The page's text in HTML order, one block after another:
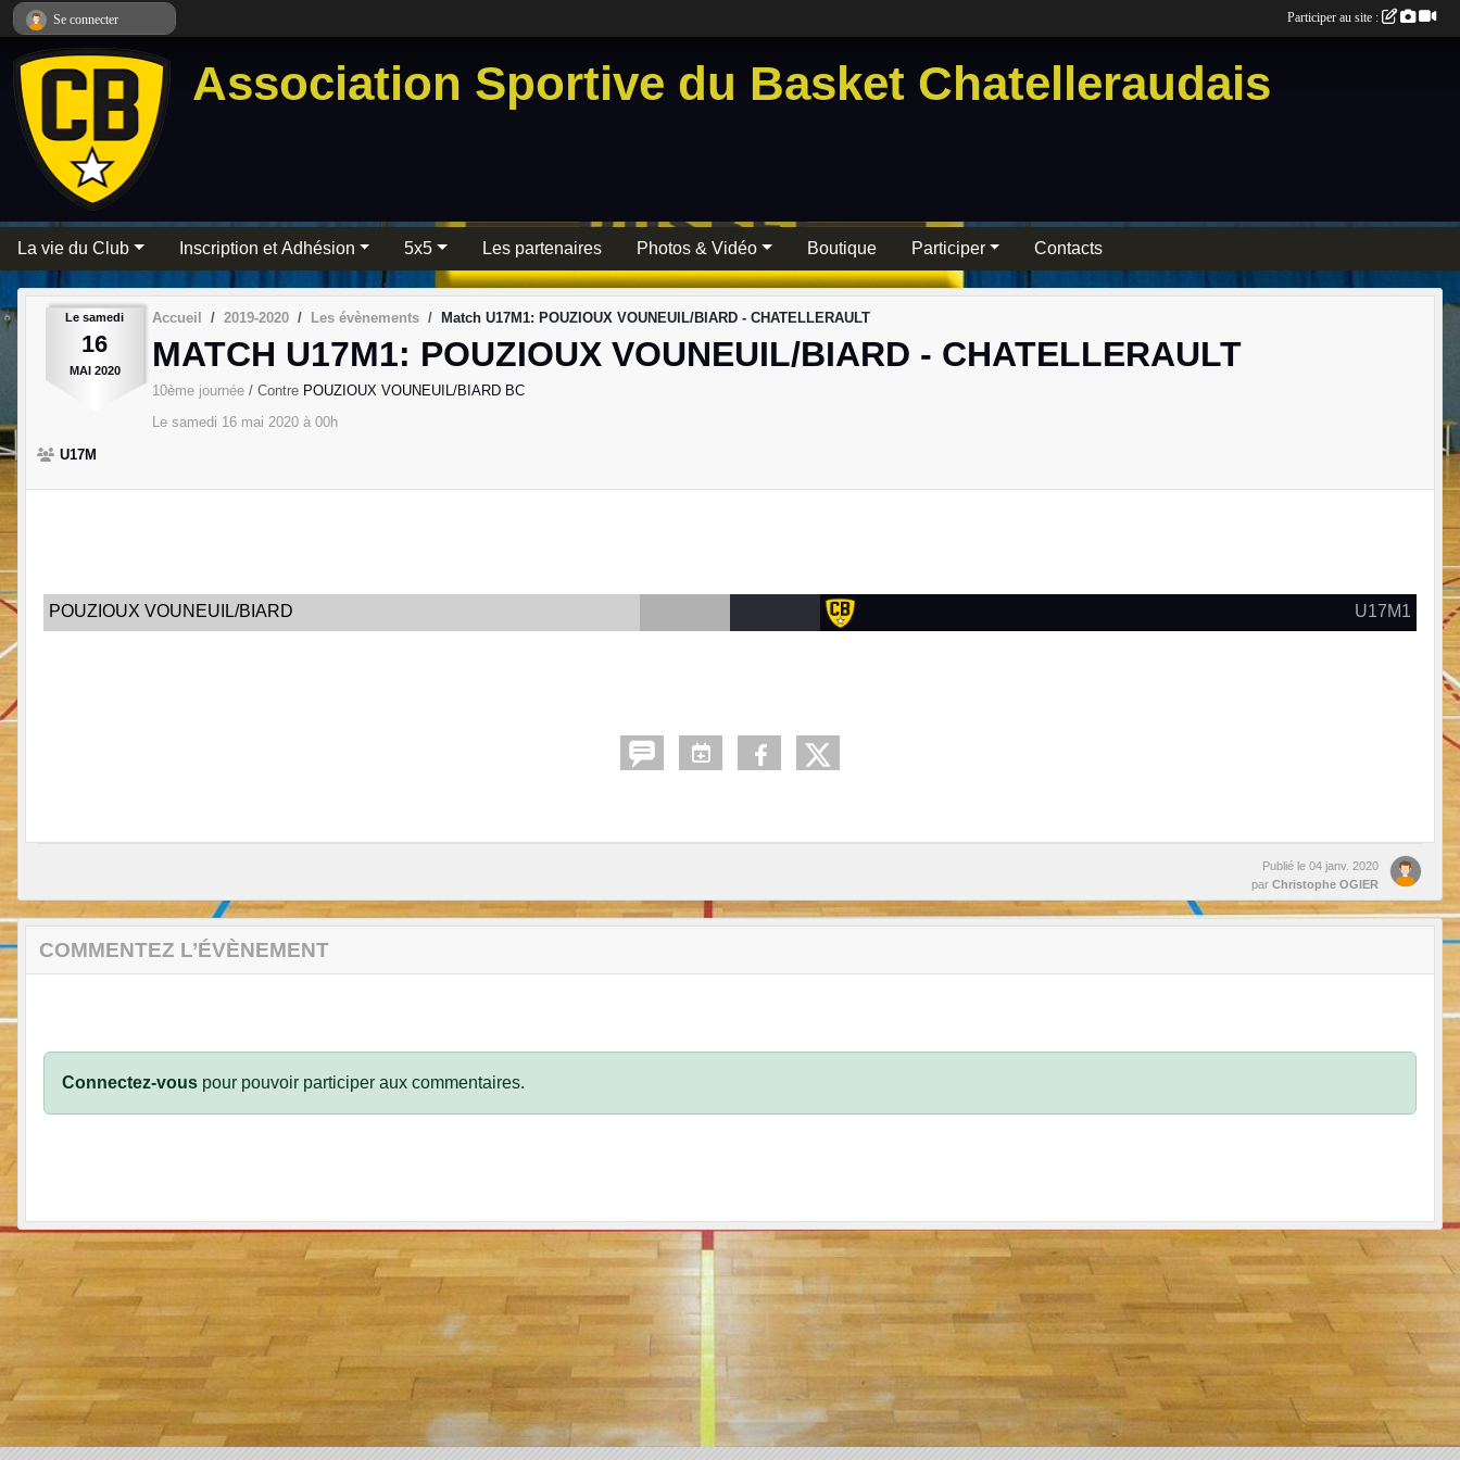
Association Sportive du Basket Chatelleraudais
La vie du Club Inscription et Adhésion 5x5 Les partenaires Photos & Vidéo Boutique Participer Contacts
Le samedi
16
MAI 2020
Accueil 2019-2020 Les évènements Match U17M1: POUZIOUX VOUNEUIL/BIARD - CHATELLERAULT
MATCH U17M1: POUZIOUX VOUNEUIL/BIARD - CHATELLERAULT
10ème journée / Contre POUZIOUX VOUNEUIL/BIARD BC
Le samedi 16 mai 2020 à 00h
U17M
POUZIOUX VOUNEUIL/BIARD U17M1
Publié le 04 janv. 2020
par Christophe OGIER
COMMENTEZ L’ÉVÈNEMENT
Connectez-vous pour pouvoir participer aux commentaires.
Se connecter Participer au site :
Panneau de gestion des cookies